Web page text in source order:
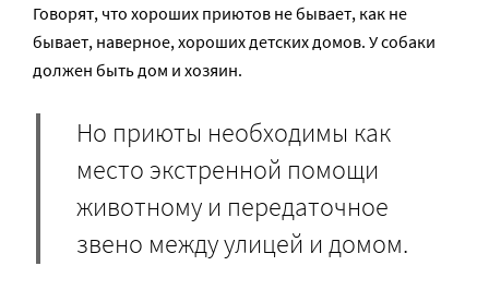
Говорят, что хороших приютов не бывает, как не
бывает, наверное, хороших детских домов. У собаки
должен быть дом и хозяин.
Но приюты необходимы как
место экстренной помощи
животному и передаточное
звено между улицей и домом.